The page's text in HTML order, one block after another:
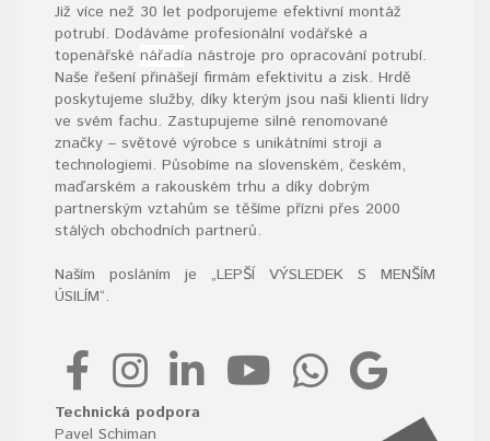
Již více než 30 let podporujeme efektivní montáž
potrubí. Dodáváme profesionální vodářské a
topenářské nářadía nástroje pro opracování potrubí.
Naše řešení přinášejí firmám efektivitu a zisk. Hrdě
poskytujeme služby, díky kterým jsou naši klienti lídry
ve svém fachu. Zastupujeme silné renomované
značky – světové výrobce s unikátními stroji a
technologiemi. Působíme na slovenském, českém,
maďarském a rakouském trhu a díky dobrým
partnerským vztahům se těšíme přízni přes 2000
stálých obchodních partnerů.
Naším posláním je „LEPŠÍ VÝSLEDEK S MENŠÍM
ÚSILÍM“.
Technická podpora
Pavel Schiman